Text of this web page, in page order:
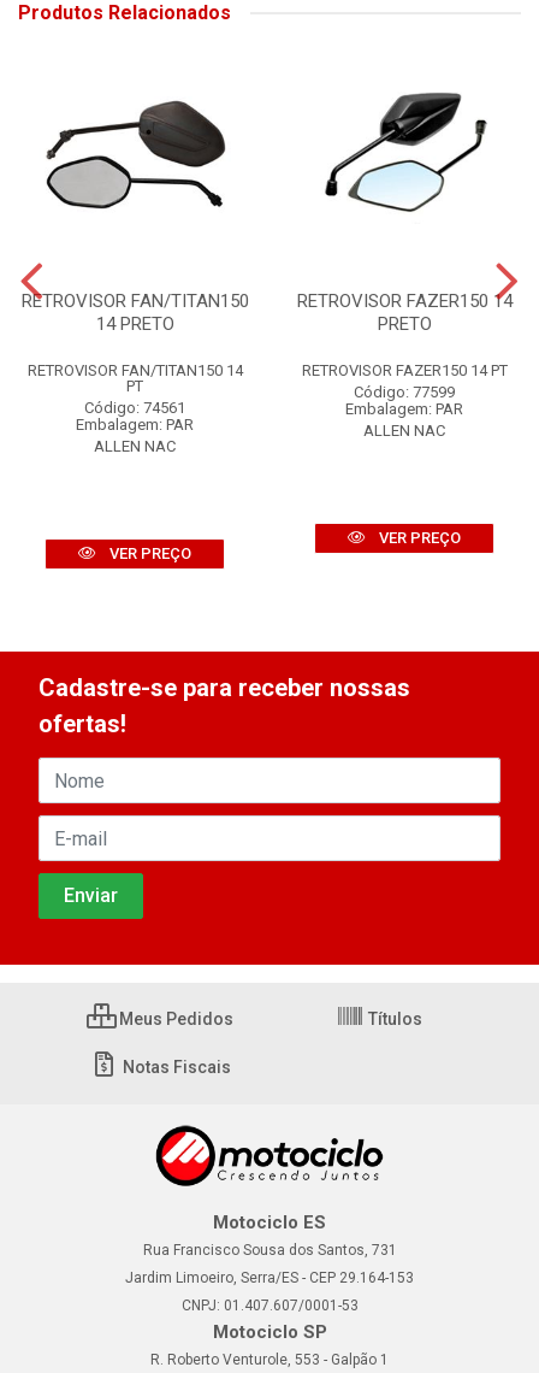
Produtos Relacionados
RETROVISOR FAN/TITAN150
14 PRETO
RETROVISOR FAN/TITAN150 14
PT
Código: 74561
Embalagem: PAR
ALLEN NAC
VER PREÇO
RETROVISOR FAZER150 14
PRETO
RETROVISOR FAZER150 14 PT
Código: 77599
Embalagem: PAR
ALLEN NAC
VER PREÇO
Cadastre-se para receber nossas
ofertas!
Meus Pedidos Títulos
Notas Fiscais
Motociclo ES
Rua Francisco Sousa dos Santos, 731
Jardim Limoeiro, Serra/ES - CEP 29.164-153
CNPJ: 01.407.607/0001-53
Motociclo SP
R. Roberto Venturole, 553 - Galpão 1